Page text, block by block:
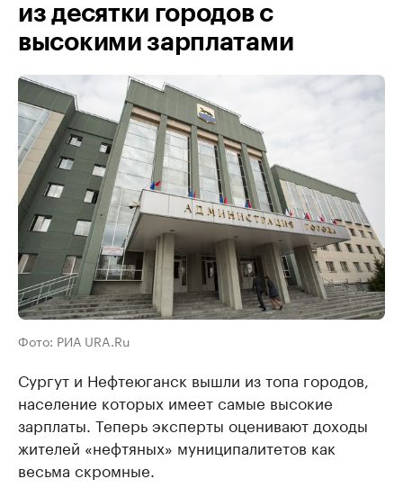
из десятки городов с
высокими зарплатами
Фото: РИА URA.Ru
Сургут и Нефтеюганск вышли из топа городов,
население которых имеет самые высокие
зарплаты. Теперь эксперты оценивают доходы
жителей «нефтяных» муниципалитетов как
весьма скромные.